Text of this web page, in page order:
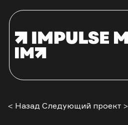
< Назад Следующий проект >